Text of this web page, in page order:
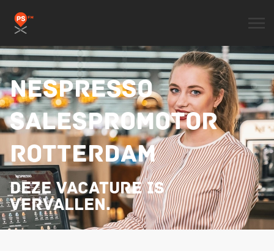
NESPRESSO
SALESPROMOTOR
ROTTERDAM
Deze vacature is
vervallen.